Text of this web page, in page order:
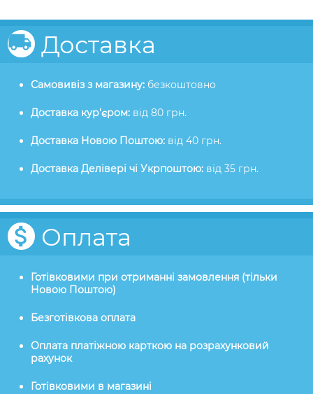
Доставка
Самовивіз з магазину: безкоштовно
Доставка кур'єром: від 80 грн.
Доставка Новою Поштою: від 40 грн.
Доставка Делівері чі Укрпоштою: від 35 грн.
Оплата
Готівковими при отриманні замовлення (тільки
Новою Поштою)
Безготівкова оплата
Оплата платіжною карткою на розрахунковий
рахунок
Готівковими в магазині